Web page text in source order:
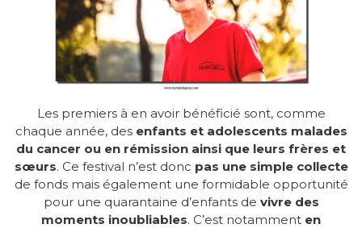
Les premiers à en avoir bénéficié sont, comme
chaque année, des enfants et adolescents malades
du cancer ou en rémission ainsi que leurs frères et
sœurs. Ce festival n’est donc pas une simple collecte
de fonds mais également une formidable opportunité
pour une quarantaine d’enfants de vivre des
moments inoubliables. C’est notamment en